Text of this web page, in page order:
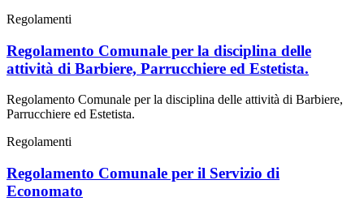
Regolamenti
Regolamento Comunale per la disciplina delle
attività di Barbiere, Parrucchiere ed Estetista.
Regolamento Comunale per la disciplina delle attività di Barbiere,
Parrucchiere ed Estetista.
Regolamenti
Regolamento Comunale per il Servizio di
Economato